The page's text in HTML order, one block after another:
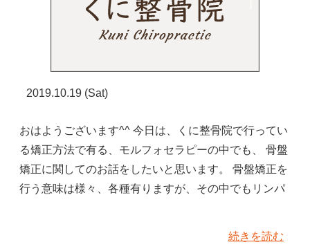
2019.10.19 (Sat)
おはようございます^^ 今日は、くに整骨院で行ってい
る矯正方法で有る、モルフォセラピーの中でも、 骨盤
矯正に関してのお話をしたいと思います。 骨盤矯正を
行う意味は様々、各種有りますが、その中でもリンパ
続きを読む